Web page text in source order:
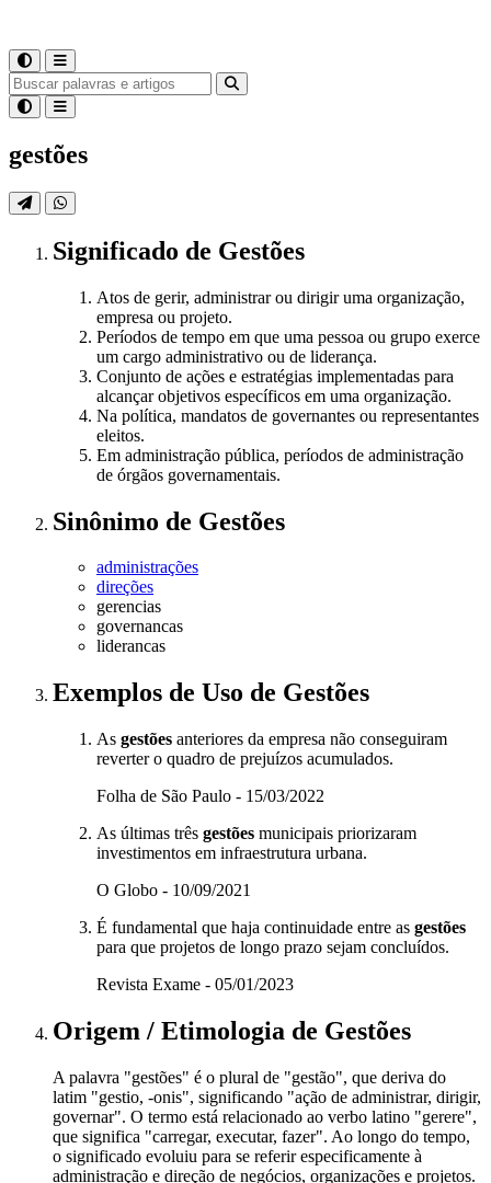
gestões
Significado de Gestões
Atos de gerir, administrar ou dirigir uma organização,
empresa ou projeto.
Períodos de tempo em que uma pessoa ou grupo exerce
um cargo administrativo ou de liderança.
Conjunto de ações e estratégias implementadas para
alcançar objetivos específicos em uma organização.
Na política, mandatos de governantes ou representantes
eleitos.
Em administração pública, períodos de administração
de órgãos governamentais.
Sinônimo de Gestões
administrações
direções
gerencias
governancas
liderancas
Exemplos de Uso de Gestões
As gestões anteriores da empresa não conseguiram
reverter o quadro de prejuízos acumulados.
Folha de São Paulo - 15/03/2022
As últimas três gestões municipais priorizaram
investimentos em infraestrutura urbana.
O Globo - 10/09/2021
É fundamental que haja continuidade entre as gestões
para que projetos de longo prazo sejam concluídos.
Revista Exame - 05/01/2023
Origem / Etimologia de Gestões
A palavra "gestões" é o plural de "gestão", que deriva do
latim "gestio, -onis", significando "ação de administrar, dirigir,
governar". O termo está relacionado ao verbo latino "gerere",
que significa "carregar, executar, fazer". Ao longo do tempo,
o significado evoluiu para se referir especificamente à
administração e direção de negócios, organizações e projetos.